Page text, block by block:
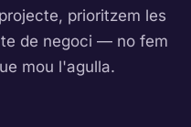
prioritzem les
de negoci — no fem
mou l'agulla.